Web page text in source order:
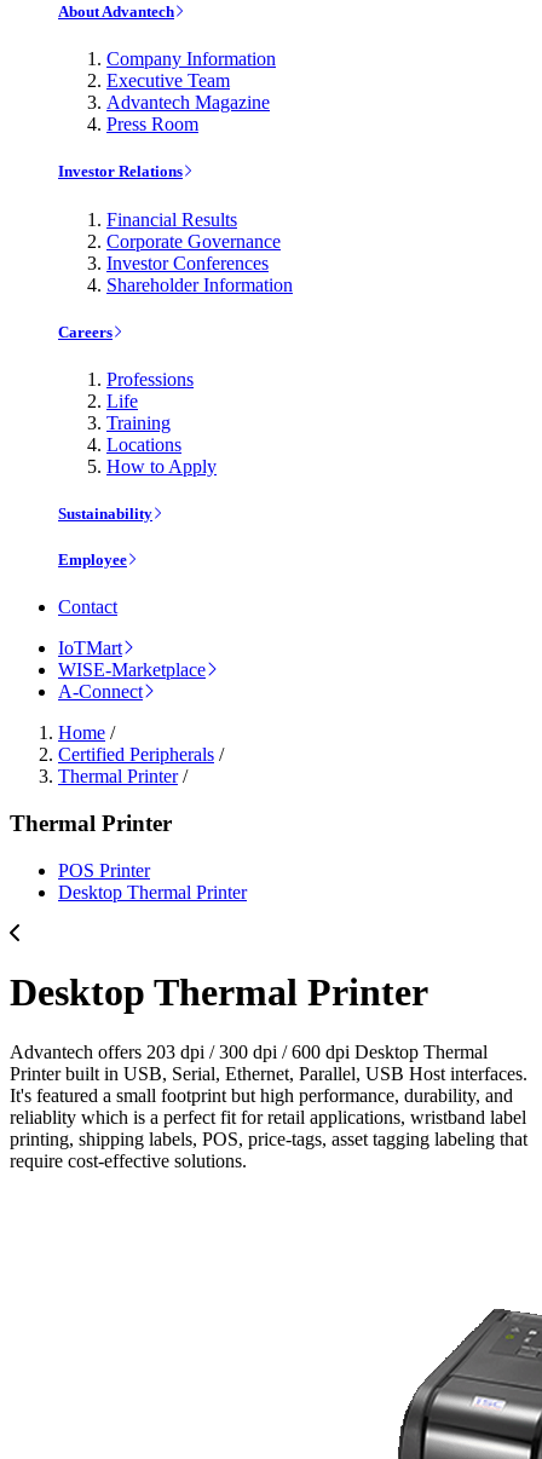
About Advantech
Company Information
Executive Team
Advantech Magazine
Press Room
Investor Relations
Financial Results
Corporate Governance
Investor Conferences
Shareholder Information
Careers
Professions
Life
Training
Locations
How to Apply
Sustainability
Employee
Contact
IoTMart
WISE-Marketplace
A-Connect
Home /
Certified Peripherals /
Thermal Printer/
Thermal Printer
POS Printer
Desktop Thermal Printer
Desktop Thermal Printer
Advantech offers 203 dpi / 300 dpi / 600 dpi Desktop Thermal
Printer built in USB, Serial, Ethernet, Parallel, USB Host interfaces.
It's featured a small footprint but high performance, durability, and
reliablity which is a perfect fit for retail applications, wristband label
printing, shipping labels, POS, price-tags, asset tagging labeling that
require cost-effective solutions.